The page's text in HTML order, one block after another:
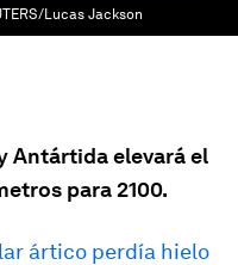
Lucas Jackson
Antártida elevará el
para 2100.
ártico perdía hielo